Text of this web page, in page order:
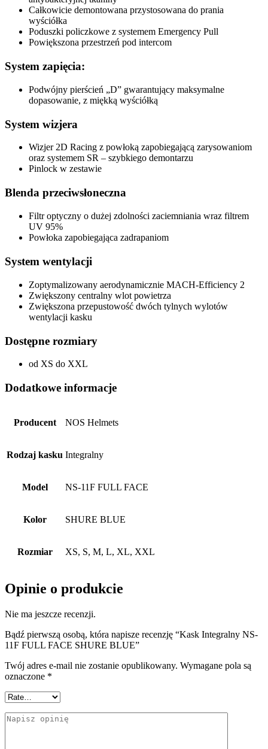
Całkowicie demontowana przystosowana do prania
wyściółka
Poduszki policzkowe z systemem Emergency Pull
Powiększona przestrzeń pod intercom
System zapięcia:
Podwójny pierścień „D” gwarantujący maksymalne
dopasowanie, z miękką wyściółką
System wizjera
Wizjer 2D Racing z powłoką zapobiegającą zarysowaniom
oraz systemem SR – szybkiego demontarzu
Pinlock w zestawie
Blenda przeciwsłoneczna
Filtr optyczny o dużej zdolności zaciemniania wraz filtrem
UV 95%
Powłoka zapobiegająca zadrapaniom
System wentylacji
Zoptymalizowany aerodynamicznie MACH-Efficiency 2
Zwiększony centralny wlot powietrza
Zwiększona przepustowość dwóch tylnych wylotów
wentylacji kasku
Dostępne rozmiary
od XS do XXL
Dodatkowe informacje
Producent NOS Helmets
Rodzaj kasku Integralny
Model NS-11F FULL FACE
Kolor SHURE BLUE
Rozmiar XS, S, M, L, XL, XXL
Opinie o produkcie
Nie ma jeszcze recenzji.
Bądź pierwszą osobą, która napisze recenzję “Kask Integralny NS-
11F FULL FACE SHURE BLUE”
Twój adres e-mail nie zostanie opublikowany. Wymagane pola są
oznaczone *